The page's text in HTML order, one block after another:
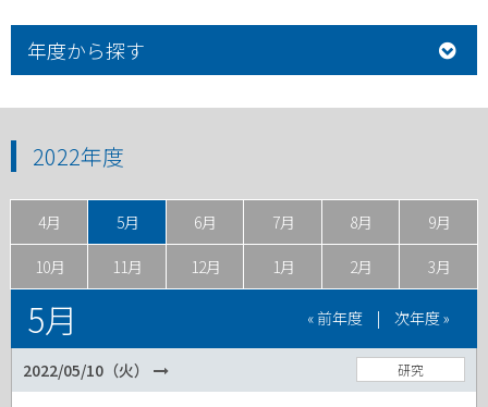
年度から探す
2022年度
4月 5月 6月 7月 8月 9月
10月 11月 12月 1月 2月 3月
5月 « 前年度 | 次年度 »
2022/05/10（火） 研究